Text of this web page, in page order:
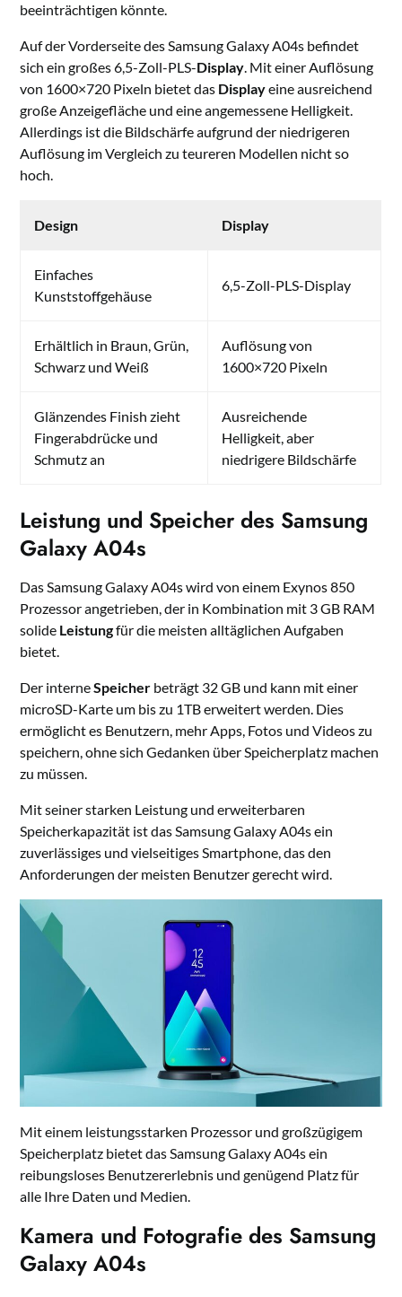
beeinträchtigen könnte.
Auf der Vorderseite des Samsung Galaxy A04s befindet
sich ein großes 6,5-Zoll-PLS-Display. Mit einer Auflösung
von 1600×720 Pixeln bietet das Displayeine ausreichend
große Anzeigefläche und eine angemessene Helligkeit.
Allerdings ist die Bildschärfe aufgrund der niedrigeren
Auflösung im Vergleich zu teureren Modellen nicht so
hoch.
Design Display
Einfaches
Kunststoffgehäuse
6,5-Zoll-PLS-Display
Erhältlich in Braun, Grün,
Schwarz und Weiß
Auflösung von
1600×720 Pixeln
Glänzendes Finish zieht
Fingerabdrücke und
Schmutz an
Ausreichende
Helligkeit, aber
niedrigere Bildschärfe
Leistung und Speicher des Samsung
Galaxy A04s
Das Samsung Galaxy A04s wird von einem Exynos 850
Prozessor angetrieben, der in Kombination mit 3 GB RAM
solide Leistungfür die meisten alltäglichen Aufgaben
bietet.
Der interneSpeicher beträgt 32 GB und kann mit einer
microSD-Karte um bis zu 1TB erweitert werden. Dies
ermöglicht es Benutzern, mehr Apps, Fotos und Videos zu
speichern, ohne sich Gedanken über Speicherplatz machen
zu müssen.
Mit seiner starken Leistung und erweiterbaren
Speicherkapazität ist das Samsung Galaxy A04s ein
zuverlässiges und vielseitiges Smartphone, das den
Anforderungen der meisten Benutzer gerecht wird.
Mit einem leistungsstarken Prozessor und großzügigem
Speicherplatz bietet das Samsung Galaxy A04s ein
reibungsloses Benutzererlebnis und genügend Platz für
alle Ihre Daten und Medien.
Kamera und Fotografie des Samsung
Galaxy A04s